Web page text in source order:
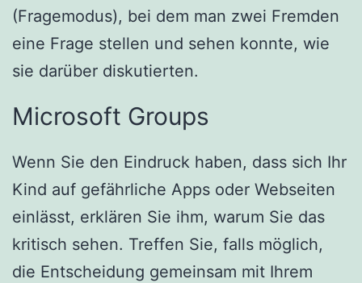
(Fragemodus), bei dem man zwei Fremden
eine Frage stellen und sehen konnte, wie
sie darüber diskutierten.
Microsoft Groups
Wenn Sie den Eindruck haben, dass sich Ihr
Kind auf gefährliche Apps oder Webseiten
einlässt, erklären Sie ihm, warum Sie das
kritisch sehen. Treffen Sie, falls möglich,
die Entscheidung gemeinsam mit Ihrem